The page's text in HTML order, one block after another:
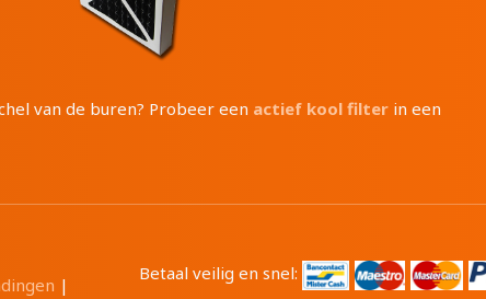
van de buren? Probeer een actief kool filter in een
|
Betaal veilig en snel: